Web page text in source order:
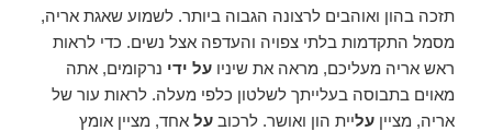
תזכה בהון ואוהבים לרצונה הגבוה ביותר. לשמוע שאגת אריה,
מסמל התקדמות בלתי צפויה והעדפה אצל נשים. כדי לראות
ראש אריה מעליכם, מראה את שיניועל ידי נרקומים, אתה
מאוים בתבוסה בעלייתך לשלטון כלפי מעלה. לראות עור של
אריה, מצייןעליית הון ואושר. לרכובעל אחד, מציין אומץ